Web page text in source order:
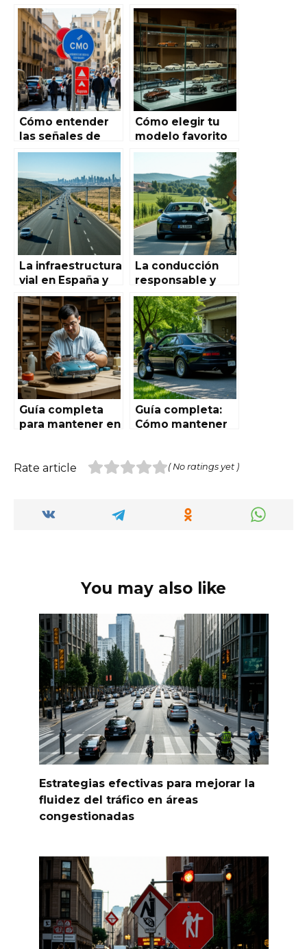
emergencia en la
carretera
española: guía
completa para
conductores
Autoworld de
España: Guía
completa para
principiantes
Cómo entender
las señales de
tránsito
españolas: Guía
completa para
conductores y
turistas
Cómo elegir tu
modelo favorito
en Autoworld de
completa para
aficionados y
coleccionistas
La infraestructura
vial en España y
su impacto en la
conducción: un
análisis completo
para los
entusiastas del
Automóvil en
España
La conducción
responsable y
sus beneficios:
una guía
completa para
conductores
conscientes en
España
Guía completa
para mantener en
en Autoworld de
restauración y
Guía completa:
Cómo mantener
condiciones para
Rate article ( No ratings yet )
You may also like
Estrategias efectivas para mejorar la
fluidez del tráfico en áreas
congestionadas